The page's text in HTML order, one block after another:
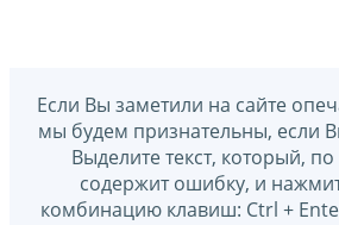
Если Вы заметили на сайте
мы будем признательны, если
Выделите текст, который,
содержит ошибку, и
комбинацию клавиш: Ctrl +